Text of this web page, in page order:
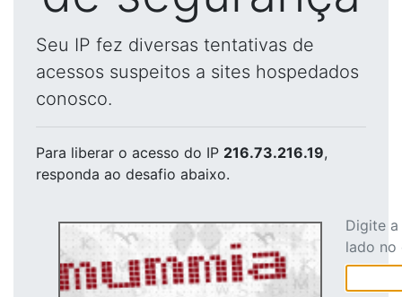
Seu IP fez diversas tentativas de
acessos suspeitos a sites hospedados
conosco.
Para liberar o acesso do IP 216.73.216.19,
responda ao desafio abaixo.
Digite
lado no